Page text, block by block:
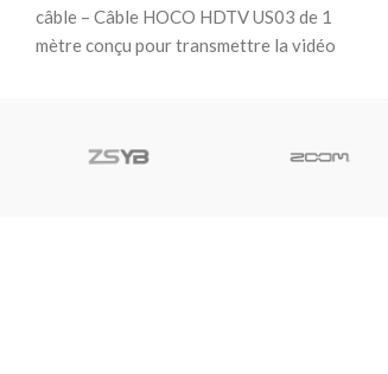
câble – Câble HOCO HDTV US03 de 1
mètre conçu pour transmettre la vidéo